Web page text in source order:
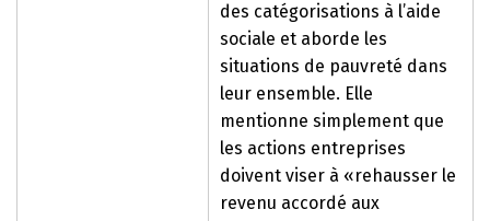
des catégorisations à l’aide
sociale et aborde les
situations de pauvreté dans
leur ensemble. Elle
mentionne simplement que
les actions entreprises
doivent viser à «rehausser le
revenu accordé aux